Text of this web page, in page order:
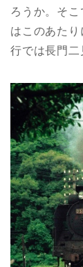
ろうか。そ
はこのあた
行では長門二